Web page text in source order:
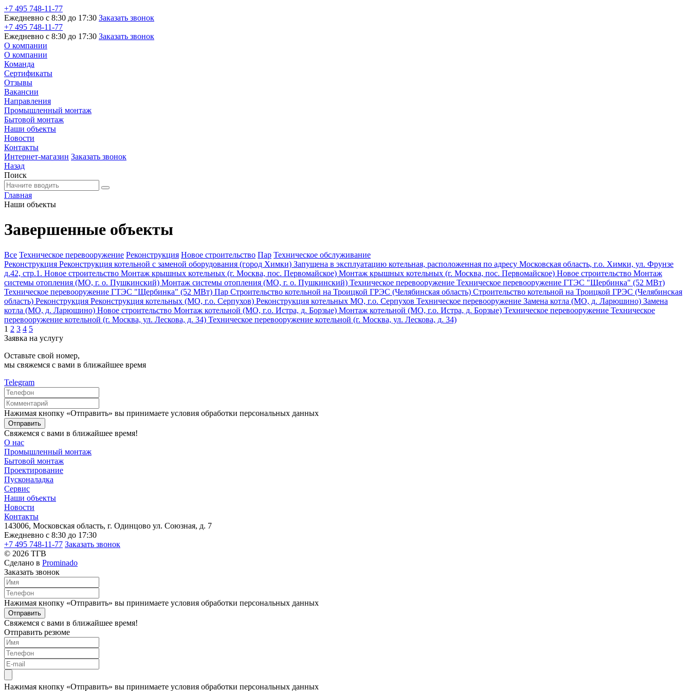
+7 495 748-11-77
Ежедневно с 8:30 до 17:30 Заказать звонок
+7 495 748-11-77
Ежедневно с 8:30 до 17:30 Заказать звонок
О компании
О компании
Команда
Сертификаты
Отзывы
Вакансии
Направления
Промышленный монтаж
Бытовой монтаж
Наши объекты
Новости
Контакты
Интернет-магазин Заказать звонок
Назад
Поиск
Главная
Наши объекты
Завершенные объекты
Все Техническое перевооружение Реконструкция Новое строительство Пар Техническое обслуживание
Реконструкция Реконструкция котельной с заменой оборудования (город Химки) Запущена в эксплуатацию котельная, расположенная по адресу Московская область, г.о. Химки, ул. Фрунзе
д.42, стр.1. Новое строительство Монтаж крышных котельных (г. Москва, пос. Первомайское) Монтаж крышных котельных (г. Москва, пос. Первомайское) Новое строительство Монтаж
системы отопления (МО, г. о. Пушкинский) Монтаж системы отопления (МО, г. о. Пушкинский) Техническое перевооружение Техническое перевооружение ГТЭС "Щербинка" (52 МВт)
Техническое перевооружение ГТЭС "Щербинка" (52 МВт) Пар Строительство котельной на Троицкой ГРЭС (Челябинская область) Строительство котельной на Троицкой ГРЭС (Челябинская
область) Реконструкция Реконструкция котельных (МО, г.о. Серпухов) Реконструкция котельных МО, г.о. Серпухов Техническое перевооружение Замена котла (МО, д. Ларюшино) Замена
котла (МО, д. Ларюшино) Новое строительство Монтаж котельной (МО, г.о. Истра, д. Борзые) Монтаж котельной (МО, г.о. Истра, д. Борзые) Техническое перевооружение Техническое
перевооружение котельной (г. Москва, ул. Лескова, д. 34) Техническое перевооружение котельной (г. Москва, ул. Лескова, д. 34)
1 2 3 4 5
Заявка на услугу
Оставьте свой номер,
мы свяжемся с вами в ближайшее время
Telegram
Нажимая кнопку «Отправить» вы принимаете условия обработки персональных данных
Отправить
Свяжемся с вами в ближайшее время!
О нас
Промышленный монтаж
Бытовой монтаж
Проектирование
Пусконаладка
Сервис
Наши объекты
Новости
Контакты
143006, Московская область, г. Одинцово ул. Союзная, д. 7
Ежедневно с 8:30 до 17:30
+7 495 748-11-77 Заказать звонок
© 2026 ТГВ
Сделано в Prominado
Заказать звонок
Нажимая кнопку «Отправить» вы принимаете условия обработки персональных данных
Отправить
Свяжемся с вами в ближайшее время!
Отправить резюме
Нажимая кнопку «Отправить» вы принимаете условия обработки персональных данных